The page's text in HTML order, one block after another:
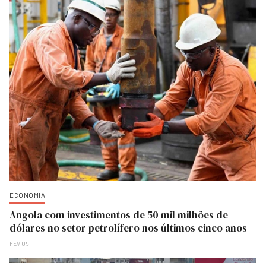
ECONOMIA
Angola com investimentos de 50 mil milhões de
dólares no setor petrolífero nos últimos cinco anos
FEV 05